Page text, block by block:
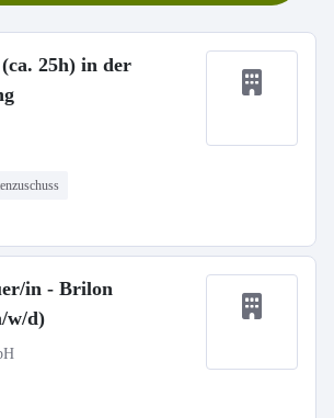
25h) in der
in - Brilon
w/d)